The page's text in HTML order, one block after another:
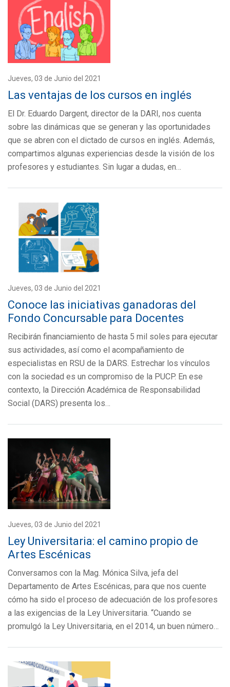
Jueves, 03 de Junio del 2021
Las ventajas de los cursos en inglés
El Dr. Eduardo Dargent, director de la DARI, nos cuenta
sobre las dinámicas que se generan y las oportunidades
que se abren con el dictado de cursos en inglés. Además,
compartimos algunas experiencias desde la visión de los
profesores y estudiantes. Sin lugar a dudas, en…
Jueves, 03 de Junio del 2021
Conoce las iniciativas ganadoras del
Fondo Concursable para Docentes
Recibirán financiamiento de hasta 5 mil soles para ejecutar
sus actividades, así como el acompañamiento de
especialistas en RSU de la DARS. Estrechar los vínculos
con la sociedad es un compromiso de la PUCP. En ese
contexto, la Dirección Académica de Responsabilidad
Social (DARS) presenta los…
Jueves, 03 de Junio del 2021
Ley Universitaria: el camino propio de
Artes Escénicas
Conversamos con la Mag. Mónica Silva, jefa del
Departamento de Artes Escénicas, para que nos cuente
cómo ha sido el proceso de adecuación de los profesores
a las exigencias de la Ley Universitaria. “Cuando se
promulgó la Ley Universitaria, en el 2014, un buen número…